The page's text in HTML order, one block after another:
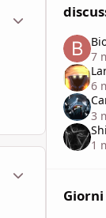
Statistiche Autore
7
6
3
1